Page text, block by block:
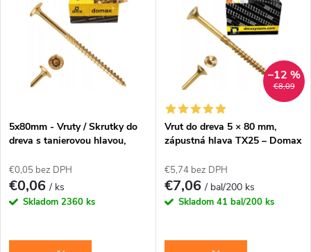
e
p
r
o
Najdrahšie
Abecedne
s
p
r
5x80mm - Vruty / Skrutky do
dreva s tanierovou hlavou,
€0,05 bez DPH
€0,06/ ks
Skladom 2360 ks
€8,09
–12 %
Vrut do dreva 5 × 80 mm,
zápustná hlava TX25 – Domax
€5,74 bez DPH
€7,06/ bal/200 ks
Skladom 41 bal/200 ks